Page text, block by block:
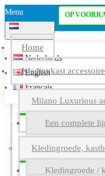
Menu
Nederlands
Nederlands
English
Français
Home
Kledingkast
Milano Luxurious
Een complete
Kledingroede,
Kledingroede /
OP